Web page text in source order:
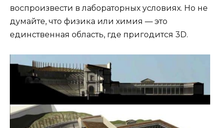
воспроизвести в лабораторных условиях. Но не
думайте, что физика или химия — это
единственная область, где пригодится 3D.